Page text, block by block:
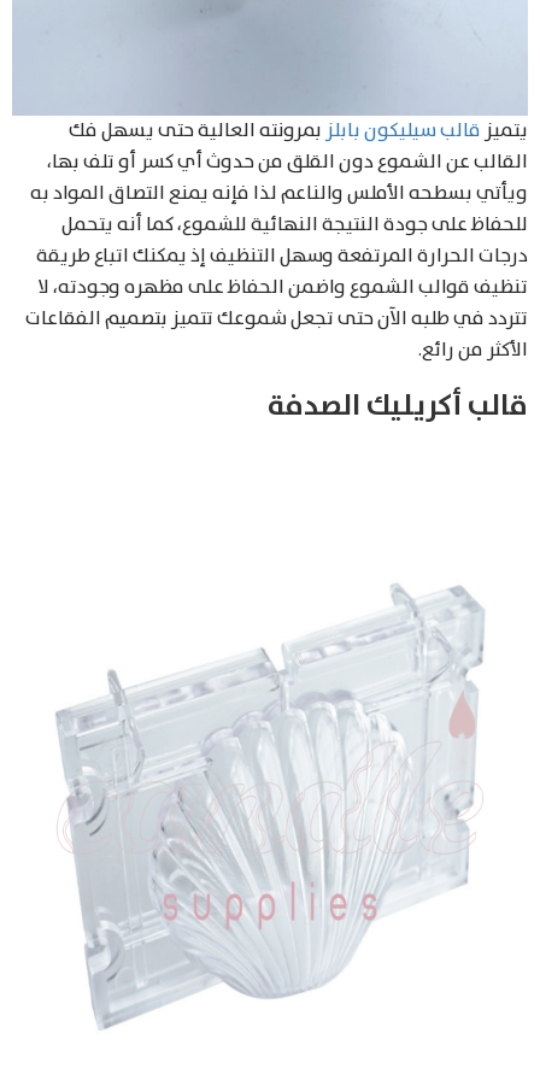
يتميز قالب سيليكون بابلز بمرونته العالية حتى يسهل فك
القالب عن الشموع دون القلق من حدوث أي كسر أو تلف بها،
ويأتي بسطحه الأملس والناعم لذا فإنه يمنع التصاق المواد به
للحفاظ على جودة النتيجة النهائية للشموع، كما أنه يتحمل
درجات الحرارة المرتفعة وسهل التنظيف إذ يمكنك اتباع طريقة
تنظيف قوالب الشموع واضمن الحفاظ على مظهره وجودته، لا
تتردد في طلبه الآن حتى تجعل شموعك تتميز بتصميم الفقاعات
الأكثر من رائع.
قالب أكريليك الصدفة